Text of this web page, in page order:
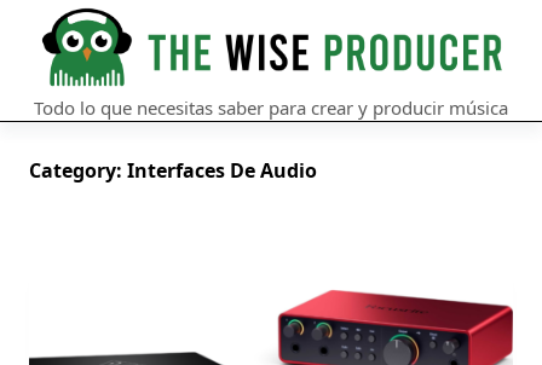
content
Todo lo que necesitas saber para crear y producir música
Category: Interfaces De Audio